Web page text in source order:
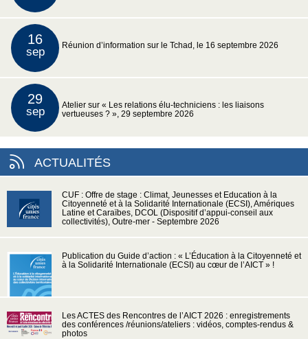
16
sep Réunion d’information sur le Tchad, le 16 septembre 2026
29
sep
Atelier sur « Les relations élu-techniciens : les liaisons
vertueuses ? », 29 septembre 2026
ACTUALITÉS
CUF : Offre de stage : Climat, Jeunesses et Education à la
Citoyenneté et à la Solidarité Internationale (ECSI), Amériques
Latine et Caraïbes, DCOL (Dispositif d’appui-conseil aux
collectivités), Outre-mer - Septembre 2026
Publication du Guide d’action : « L’Éducation à la Citoyenneté et
à la Solidarité Internationale (ECSI) au cœur de l’AICT » !
Les ACTES des Rencontres de l’AICT 2026 : enregistrements
des conférences /réunions/ateliers : vidéos, comptes-rendus &
photos